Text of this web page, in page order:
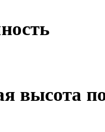
высота